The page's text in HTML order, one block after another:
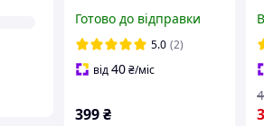
Готово до відправки
5.0 (2)
від40₴/міс
399₴